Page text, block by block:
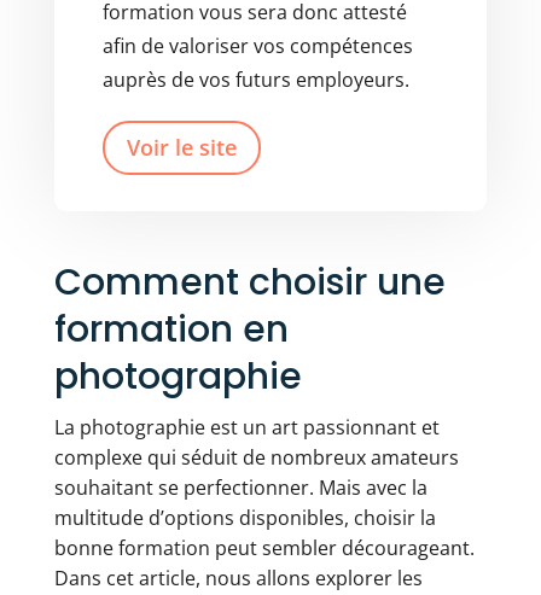
formation vous sera donc attesté
afin de valoriser vos compétences
auprès de vos futurs employeurs.
Voir le site
Comment choisir une
formation en
photographie
La photographie est un art passionnant et
complexe qui séduit de nombreux amateurs
souhaitant se perfectionner. Mais avec la
multitude d’options disponibles, choisir la
bonne formation peut sembler décourageant.
Dans cet article, nous allons explorer les